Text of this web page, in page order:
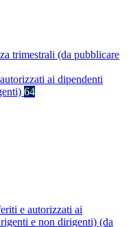
trimestrali (da pubblicare
ai dipendenti
64
e autorizzati ai
e non dirigenti) (da